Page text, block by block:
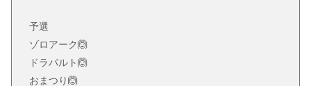
予選
ゾロアーク🙆
ドラパルト🙆
おまつり🙆